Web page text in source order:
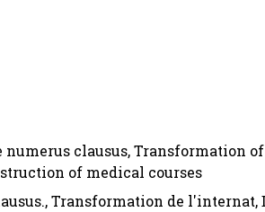
numerus clausus, Transformation
of medical courses
Transformation de